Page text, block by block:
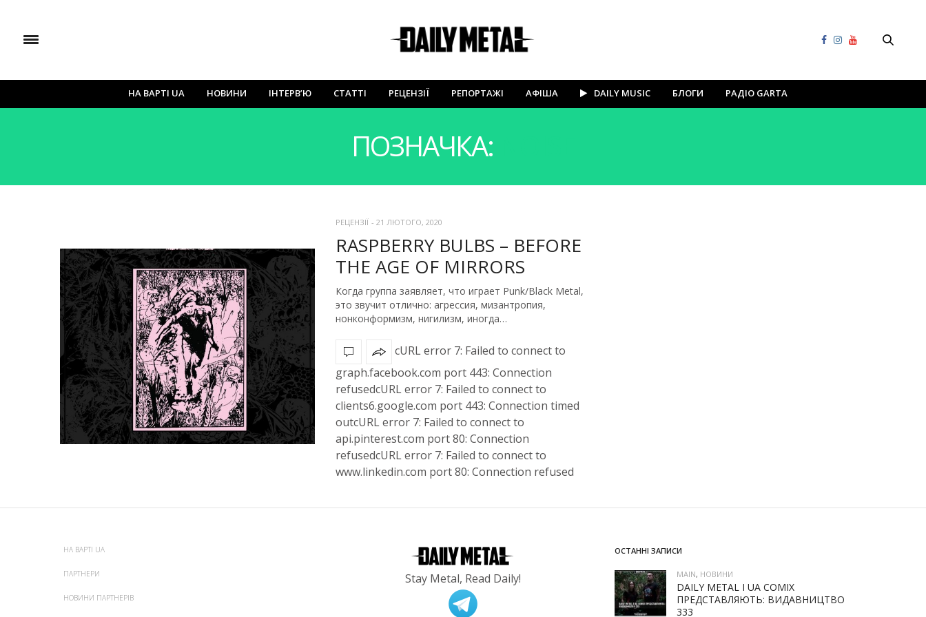
НА ВАРТІ UA НОВИНИ ІНТЕРВ’Ю СТАТТІ РЕЦЕНЗІЇ РЕПОРТАЖІ АФІША DAILY MUSIC БЛОГИ РАДІО GARTA
ПОЗНАЧКА:
РЕЦЕНЗІЇ - 21 ЛЮТОГО, 2020
RASPBERRY BULBS – BEFORE
THE AGE OF MIRRORS
Когда группа заявляет, что играет Punk/Black Metal,
это звучит отлично: агрессия, мизантропия,
нонконформизм, нигилизм, иногда…
cURL error 7: Failed to connect to
graph.facebook.com port 443: Connection
refusedcURL error 7: Failed to connect to
clients6.google.com port 443: Connection timed
outcURL error 7: Failed to connect to
api.pinterest.com port 80: Connection
refusedcURL error 7: Failed to connect to
www.linkedin.com port 80: Connection refused
НА ВАРТІ UA
ПАРТНЕРИ
НОВИНИ ПАРТНЕРІВ
Stay Metal, Read Daily!
ОСТАННІ ЗАПИСИ
MAIN, НОВИНИ
DAILY METAL І UA COMIX
ПРЕДСТАВЛЯЮТЬ: ВИДАВНИЦТВО
333